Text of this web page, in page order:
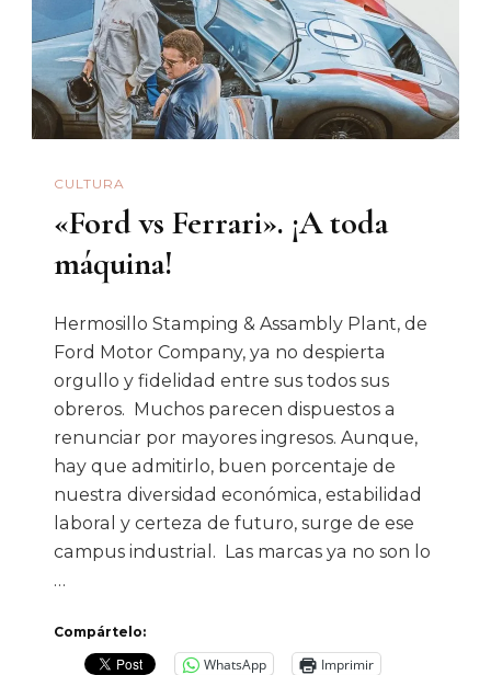
CULTURA
«Ford vs Ferrari». ¡A toda
máquina!
Hermosillo Stamping & Assambly Plant, de
Ford Motor Company, ya no despierta
orgullo y fidelidad entre sus todos sus
obreros. Muchos parecen dispuestos a
renunciar por mayores ingresos. Aunque,
hay que admitirlo, buen porcentaje de
nuestra diversidad económica, estabilidad
laboral y certeza de futuro, surge de ese
campus industrial. Las marcas ya no son lo
…
Compártelo:
WhatsApp
Imprimir